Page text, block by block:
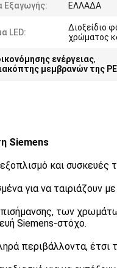
Εξαγωγής: ΕΛΛΑΔΑ
LED:
Διοξείδιο
χρώματος
ενέργειας,
μεμβρανών της
Siemens
και συσκευές
για να ταιριάζουν με
των
Siemens-στόχο.
περιβάλλοντα, έτσι